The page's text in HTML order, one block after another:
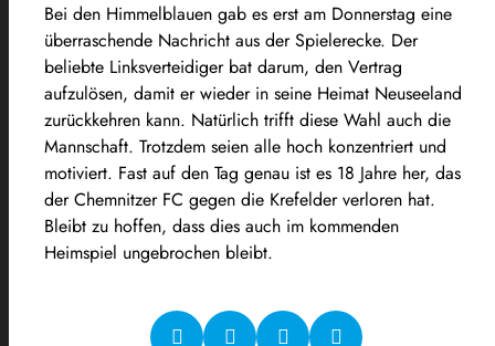
Bei den Himmelblauen gab es erst am Donnerstag eine
überraschende Nachricht aus der Spielerecke. Der
beliebte Linksverteidiger bat darum, den Vertrag
aufzulösen, damit er wieder in seine Heimat Neuseeland
zurückkehren kann. Natürlich trifft diese Wahl auch die
Mannschaft. Trotzdem seien alle hoch konzentriert und
motiviert. Fast auf den Tag genau ist es 18 Jahre her, das
der Chemnitzer FC gegen die Krefelder verloren hat.
Bleibt zu hoffen, dass dies auch im kommenden
Heimspiel ungebrochen bleibt.